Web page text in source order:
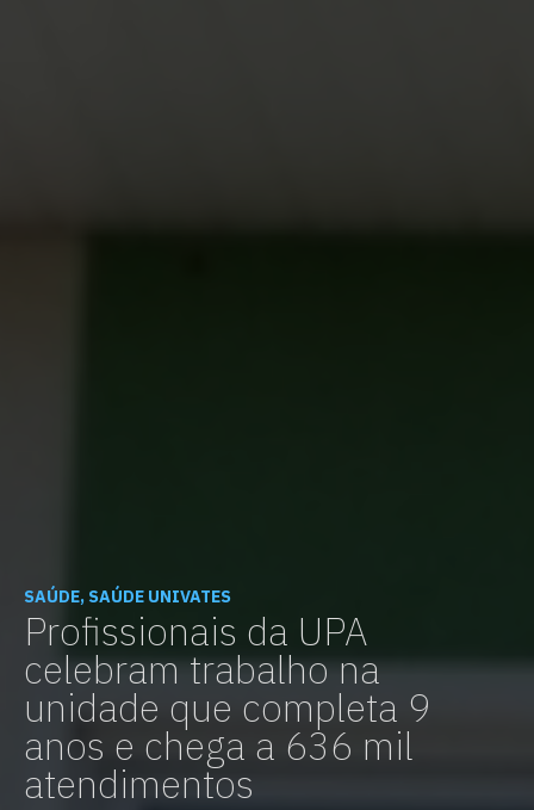
SAÚDE, SAÚDE UNIVATES
Profissionais da UPA
celebram trabalho na
unidade que completa 9
anos e chega a 636 mil
atendimentos